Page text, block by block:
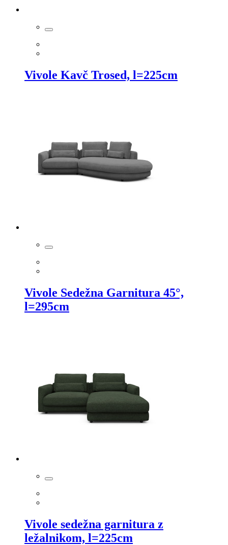
Vivole Kavč Trosed, l=225cm
Vivole Sedežna Garnitura 45°,
l=295cm
Vivole sedežna garnitura z
ležalnikom, l=225cm